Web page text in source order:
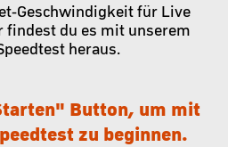
Geschwindigkeit für Live
findest du es mit unserem
heraus.
Button, um mit
zu beginnen.